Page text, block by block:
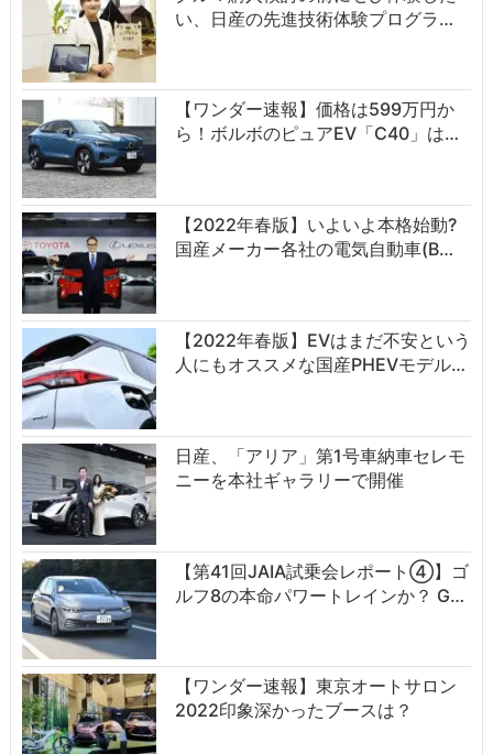
い、日産の先進技術体験プログラ…
【ワンダー速報】価格は599万円か
ら！ボルボのピュアEV「C40」は…
【2022年春版】いよいよ本格始動?
国産メーカー各社の電気自動車(B…
【2022年春版】EVはまだ不安という
人にもオススメな国産PHEVモデル…
日産、「アリア」第1号車納車セレモ
ニーを本社ギャラリーで開催
【第41回JAIA試乗会レポート④】ゴ
ルフ8の本命パワートレインか？ G…
【ワンダー速報】東京オートサロン
2022印象深かったブースは？